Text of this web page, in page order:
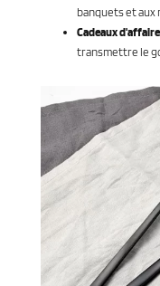
banquets et aux
Cadeaux
transmettre le